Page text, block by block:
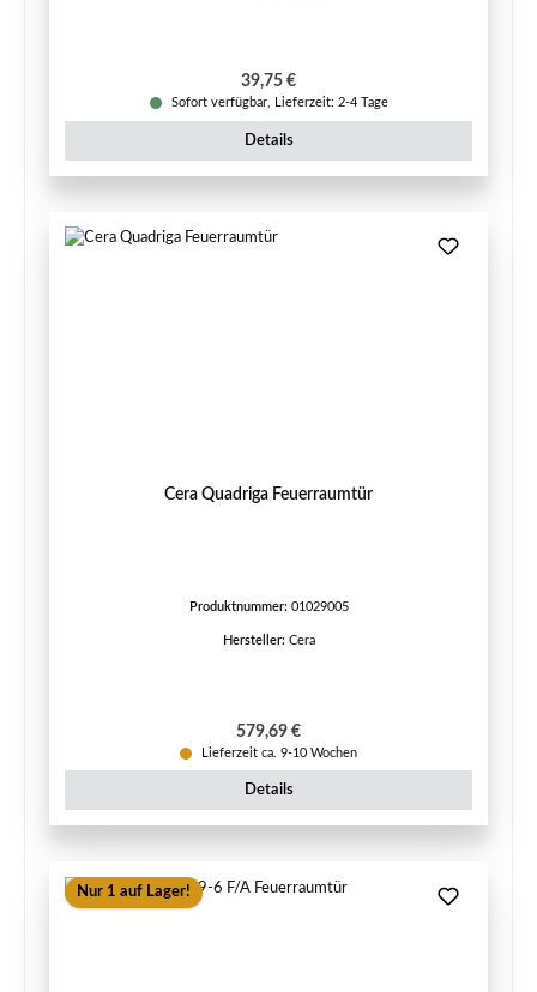
Regulärer Preis:
39,75 €
Sofort verfügbar, Lieferzeit: 2-4 Tage
Details
Cera Quadriga Feuerraumtür
Produktnummer: 01029005
Hersteller: Cera
Regulärer Preis:
579,69 €
Lieferzeit ca. 9-10 Wochen
Details
Nur 1 auf Lager!